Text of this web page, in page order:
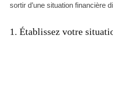
sortir d’une situation financière
1. Établissez votre